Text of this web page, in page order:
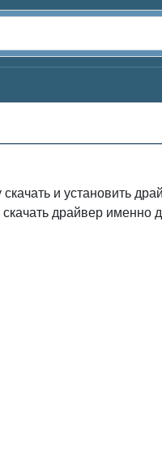
и установить
драйвер именно